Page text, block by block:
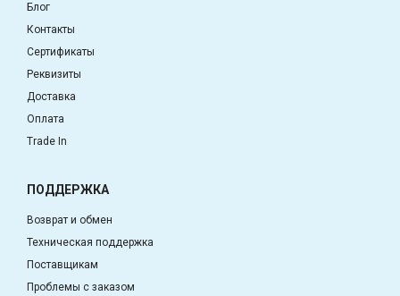
Блог
Контакты
Сертификаты
Реквизиты
Доставка
Оплата
Trade In
ПОДДЕРЖКА
Возврат и обмен
Техническая поддержка
Поставщикам
Проблемы с заказом